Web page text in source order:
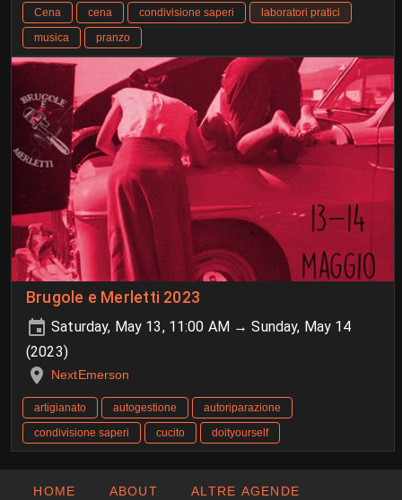
Cena cena condivisione saperi
laboratori pratici
musica
pranzo
Brugole e Merletti 2023
Saturday, May 13, 11:00 AM → Sunday, May 14
(2023)
NextEmerson
artigianato autogestione
autoriparazione
condivisione saperi
cucito doityourself
HOME ABOUT ALTRE AGENDE